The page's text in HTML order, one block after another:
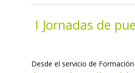
I Jornadas de
Desde el servicio de